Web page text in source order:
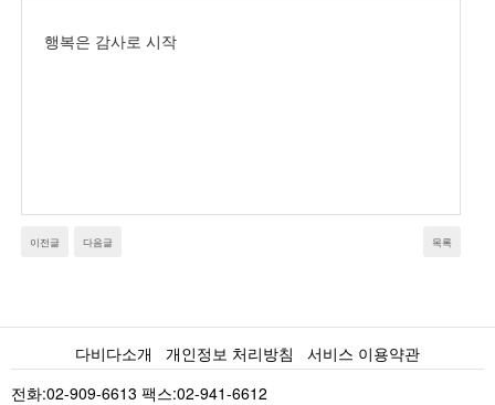
행복은 감사로 시작
이전글 다음글 목록
다비다소개 개인정보 처리방침
서비스 이용약관
전화:02-909-6613 팩스:02-941-6612